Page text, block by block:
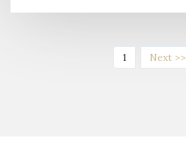
1(current)Next >>